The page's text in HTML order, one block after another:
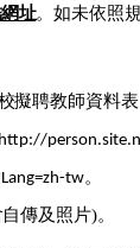
址。如未依照
擬聘教師資料
http://
tw。
傳及照片)。